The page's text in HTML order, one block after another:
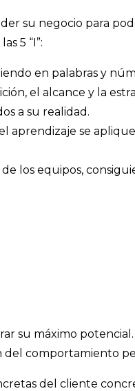
su negocio para
5 “I”:
en palabras y
el alcance y la
a su realidad.
aprendizaje se
los equipos,
su máximo
del comportamiento
del cliente